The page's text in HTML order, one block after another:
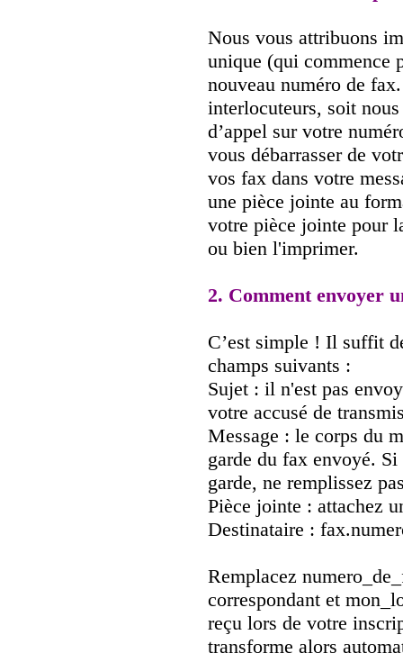
Nous vous attribuons
unique (qui commence
nouveau numéro de
interlocuteurs, soit
d’appel sur votre
vous débarrasser de
vos fax dans votre
une pièce jointe au
votre pièce jointe pour
ou bien l'imprimer.
2. Comment envoyer
C’est simple ! Il suffit
champs suivants :
Sujet : il n'est pas
votre accusé de
Message : le corps du
garde du fax envoyé.
garde, ne remplissez
Pièce jointe : attachez
Destinataire :
Remplacez
correspondant et
reçu lors de votre
transforme alors